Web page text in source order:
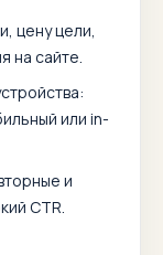
цену цели,
на сайте.
или in-
и
CTR.